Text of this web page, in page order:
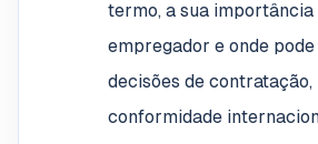
termo, a sua importância
empregador e onde
decisões de
conformidade